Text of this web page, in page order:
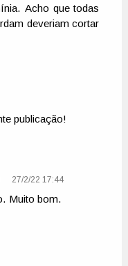
Acho que todas
deveriam cortar
publicação!
27/2/22 17:44
Muito bom.